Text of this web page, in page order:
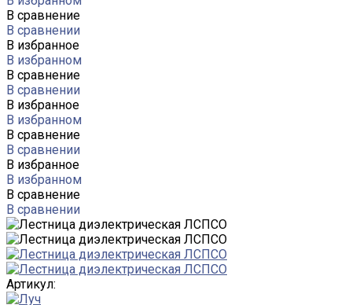
В сравнение
В сравнении
В избранное
В избранном
В сравнение
В сравнении
В избранное
В избранном
В сравнение
В сравнении
В избранное
В избранном
В сравнение
В сравнении
Артикул: